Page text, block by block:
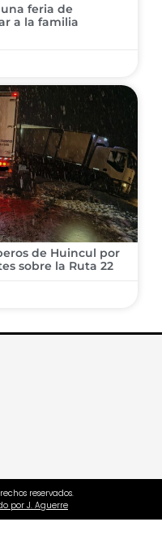
feria de
a la familia
de Huincul por
sobre la Ruta 22
reservados.
por J. Aguerre